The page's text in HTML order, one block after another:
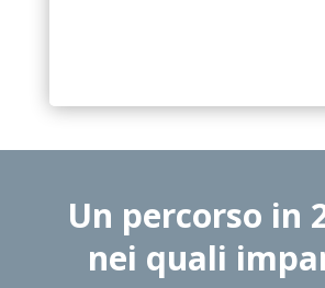
Un percorso in
nei quali